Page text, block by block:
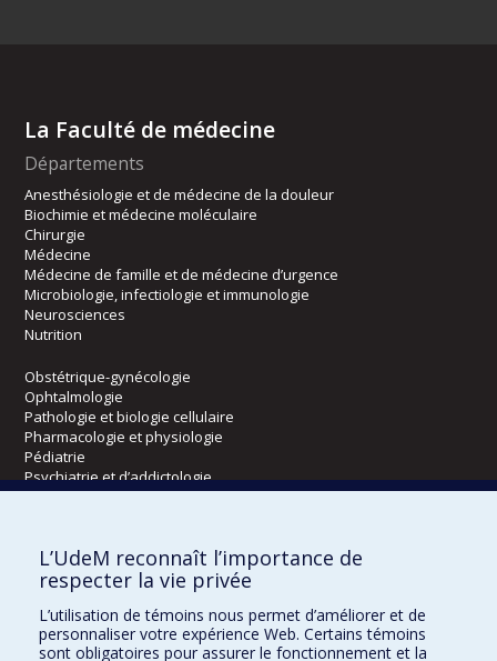
La Faculté de médecine
Départements
Anesthésiologie et de médecine de la douleur
Biochimie et médecine moléculaire
Chirurgie
Médecine
Médecine de famille et de médecine d’urgence
Microbiologie, infectiologie et immunologie
Neurosciences
Nutrition
Obstétrique-gynécologie
Ophtalmologie
Pathologie et biologie cellulaire
Pharmacologie et physiologie
Pédiatrie
Psychiatrie et d’addictologie
Radiologie, radio-oncologie et médecine nucléaire
Écoles
Orthophonie et audiologie
Réadaptation
L’UdeM reconnaît l’importance de
respecter la vie privée
L’utilisation de témoins nous permet d’améliorer et de
personnaliser votre expérience Web. Certains témoins
sont obligatoires pour assurer le fonctionnement et la